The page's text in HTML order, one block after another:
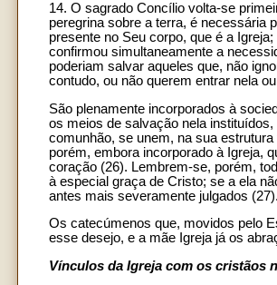
14. O sagrado Concílio volta-se
peregrina sobre a terra, é necessária
presente no Seu corpo, que é a
confirmou simultaneamente a
poderiam salvar aqueles que, não
contudo, ou não querem entrar nela
São plenamente incorporados à
os meios de salvação nela
comunhão, se unem, na sua
porém, embora incorporado à Igreja,
coração (26). Lembrem-se, porém,
à especial graça de Cristo; se a ela
antes mais severamente julgados (27).
Os catecúmenos que, movidos pelo
esse desejo, e a mãe Igreja já os
Vínculos da Igreja com os cristãos